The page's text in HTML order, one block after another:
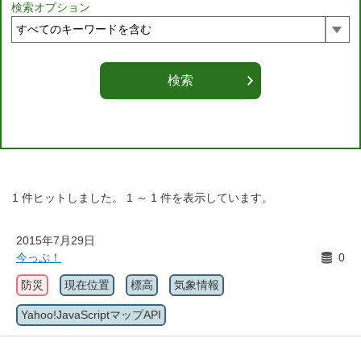
検索オプション
1 件ヒットしました。 1 ～ 1 件を表示しています。
2015年7月29日
今っぷ！
0
防災 現在位置 標高 気象情報
Yahoo!JavaScriptマップAPI